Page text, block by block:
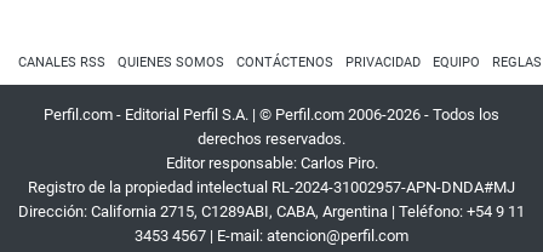
CANALES RSS QUIENES SOMOS CONTÁCTENOS PRIVACIDAD EQUIPO
Perfil.com - Editorial Perfil S.A. | © Perfil.com 2006-2026 - Todos los
derechos reservados.
Editor responsable: Carlos Piro.
Registro de la propiedad intelectual RL-2024-31002957-APN-DNDA#MJ
Dirección: California 2715, C1289ABI, CABA, Argentina | Teléfono: +54 9 11
3453 4567 | E-mail: atencion@perfil.com